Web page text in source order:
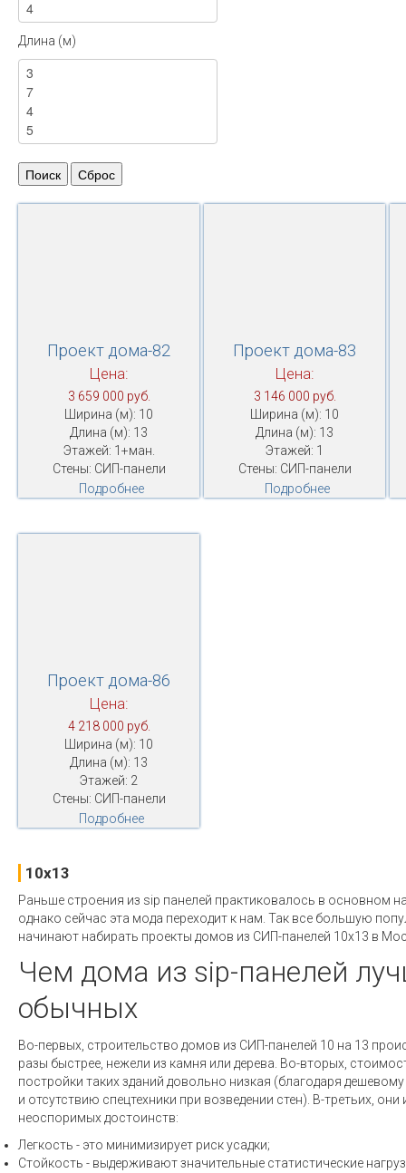
Длина (м)
Проект дома-82
Цена:
3 659 000 руб.
Ширина (м): 10
Длина (м): 13
Этажей: 1+ман.
Стены: СИП-панели
Подробнее
Проект дома-83
Цена:
3 146 000 руб.
Ширина (м): 10
Длина (м): 13
Этажей: 1
Стены: СИП-панели
Подробнее
Проект дома-86
Цена:
4 218 000 руб.
Ширина (м): 10
Длина (м): 13
Этажей: 2
Стены: СИП-панели
Подробнее
10x13
Раньше строения из sip панелей практиковалось в основном
однако сейчас эта мода переходит к нам. Так все большую
начинают набирать проекты домов из СИП-панелей 10х13 в
Чем дома из sip-панелей
обычных
Во-первых, строительство домов из СИП-панелей 10 на 13
разы быстрее, нежели из камня или дерева. Во-вторых,
постройки таких зданий довольно низкая (благодаря
и отсутствию спецтехники при возведении стен). В-третьих,
неоспоримых достоинств:
Легкость - это минимизирует риск усадки;
Стойкость - выдерживают значительные статистические